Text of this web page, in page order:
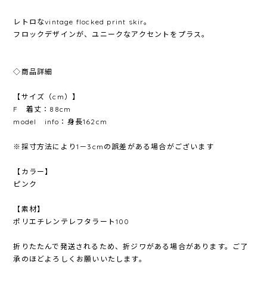
レトロなvintage flocked print skir。
フロックデザインが、ユニークなアクセントをプラス。
◇商品詳細
【サイズ（cm）】
F 着丈：88cm
model info：身長162cm
※採寸方法により1－3cmの誤差がある場合がございます
【カラー】
ピンク
【素材】
ポリエチレンテレフタラート100
折りたたんで発送されるため、折ジワがある場合があります。ご了
承のほどよろしくお願いいたします。